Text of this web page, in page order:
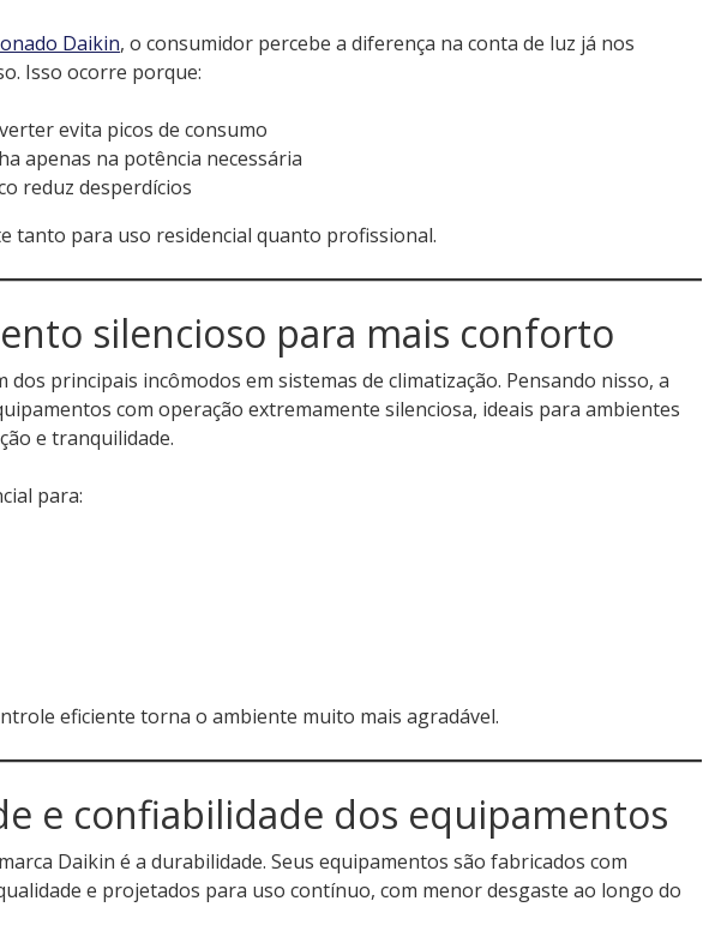
Daikin, o consumidor percebe a diferença na conta de luz já nos
Isso ocorre porque:
evita picos de consumo
apenas na potência necessária
reduz desperdícios
tanto para uso residencial quanto profissional.
silencioso para mais conforto
dos principais incômodos em sistemas de climatização. Pensando nisso, a
com operação extremamente silenciosa, ideais para ambientes
e tranquilidade.
para:
eficiente torna o ambiente muito mais agradável.
e confiabilidade dos equipamentos
Daikin é a durabilidade. Seus equipamentos são fabricados com
e projetados para uso contínuo, com menor desgaste ao longo do